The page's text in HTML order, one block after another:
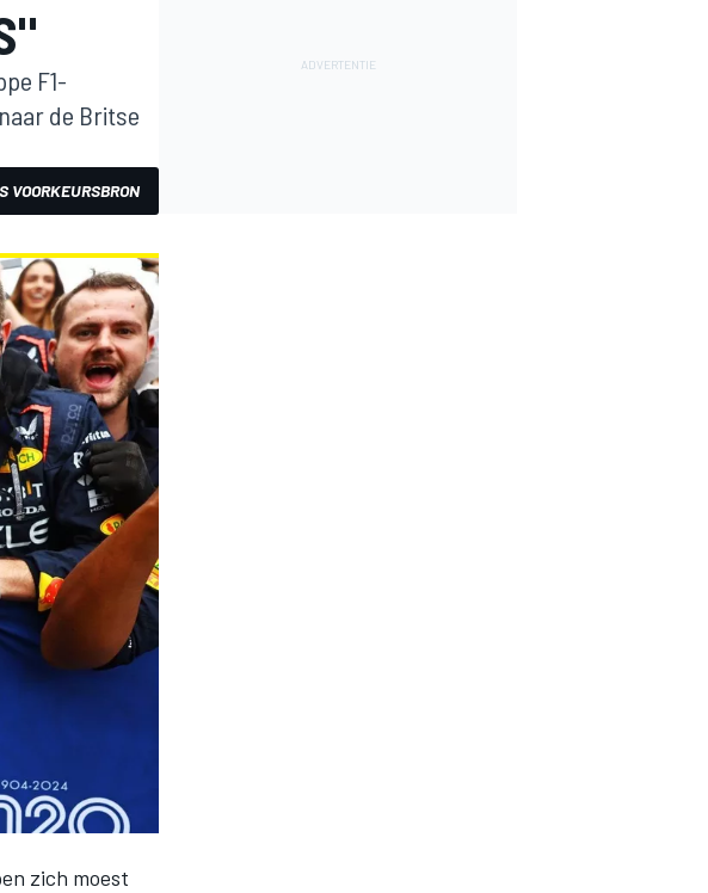
F1-
de Britse
VOORKEURSBRON
zich moest